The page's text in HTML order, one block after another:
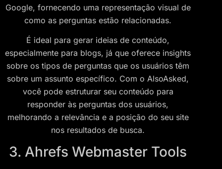
Google, fornecendo uma representação visual de
como as perguntas estão relacionadas.
É ideal para gerar ideias de conteúdo,
especialmente para blogs, já que oferece insights
sobre os tipos de perguntas que os usuários têm
sobre um assunto específico. Com o AlsoAsked,
você pode estruturar seu conteúdo para
responder às perguntas dos usuários,
melhorando a relevância e a posição do seu site
nos resultados de busca.
3. Ahrefs Webmaster Tools